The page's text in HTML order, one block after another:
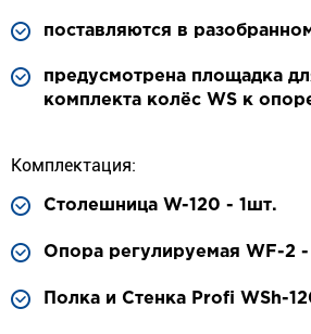
поставляются в
предусмотрена площадка
комплекта колёс WS к
Комплектация:
Столешница W-120 - 1шт.
Опора регулируемая WF-2
Полка и Стенка Profi WSh-